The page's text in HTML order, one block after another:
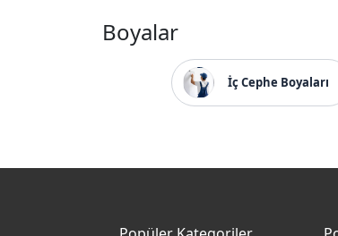
Boyalar
İç Cephe Boyaları